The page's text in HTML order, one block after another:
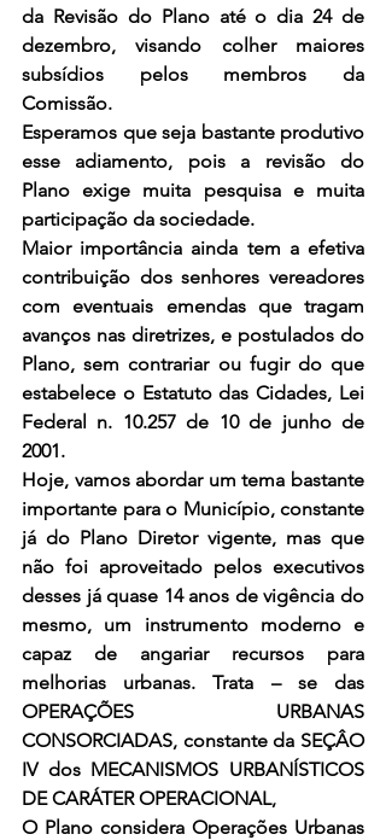
da Revisão do Plano até o dia 24 de
dezembro, visando colher maiores
subsídios pelos membros da
Comissão.
Esperamos que seja bastante produtivo
esse adiamento, pois a revisão do
Plano exige muita pesquisa e muita
participação da sociedade.
Maior importância ainda tem a efetiva
contribuição dos senhores vereadores
com eventuais emendas que tragam
avanços nas diretrizes, e postulados do
Plano, sem contrariar ou fugir do que
estabelece o Estatuto das Cidades, Lei
Federal n. 10.257 de 10 de junho de
2001.
Hoje, vamos abordar um tema bastante
importante para o Município, constante
já do Plano Diretor vigente, mas que
não foi aproveitado pelos executivos
desses já quase 14 anos de vigência do
mesmo, um instrumento moderno e
capaz de angariar recursos para
melhorias urbanas. Trata – se das
OPERAÇÕES URBANAS
CONSORCIADAS, constante da SEÇÂO
IV dos MECANISMOS URBANÍSTICOS
DE CARÁTER OPERACIONAL,
O Plano considera Operações Urbanas